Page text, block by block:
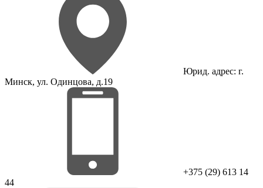
Юрид. адрес: г.
Минск, ул. Одинцова, д.19
+375 (29) 613 14
44